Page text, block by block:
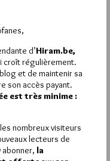
des sages de
donc se nicher la
est sur le terrain
; silence des médias
d’Hiram.be,
croît régulièrement.
et de maintenir sa
son accès payant.
est très minime :
nombreux visiteurs
lecteurs de
abonner, la